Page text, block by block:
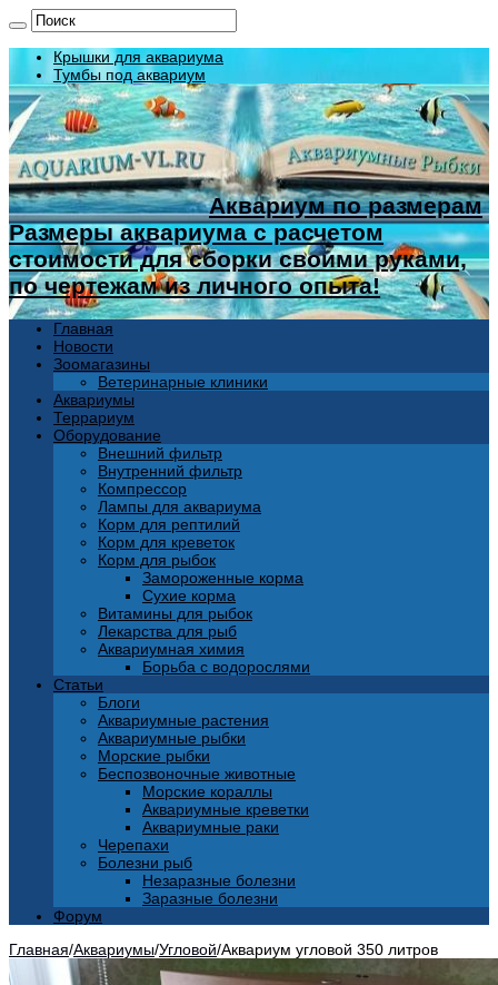
Крышки для аквариума
Тумбы под аквариум
Аквариум по размерам
Размеры аквариума с расчетом
стоимости для сборки своими руками,
по чертежам из личного опыта!
Главная
Новости
Зоомагазины
Ветеринарные клиники
Аквариумы
Террариум
Оборудование
Внешний фильтр
Внутренний фильтр
Компрессор
Лампы для аквариума
Корм для рептилий
Корм для креветок
Корм для рыбок
Замороженные корма
Сухие корма
Витамины для рыбок
Лекарства для рыб
Аквариумная химия
Борьба с водорослями
Статьи
Блоги
Аквариумные растения
Аквариумные рыбки
Морские рыбки
Беспозвоночные животные
Морские кораллы
Аквариумные креветки
Аквариумные раки
Черепахи
Болезни рыб
Незаразные болезни
Заразные болезни
Форум
Главная/Аквариумы/Угловой/Аквариум угловой 350 литров